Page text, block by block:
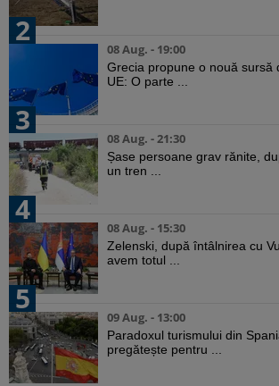
2
08 Aug. - 19:00
Grecia propune o nouă sursă
UE: O parte ...
3
08 Aug. - 21:30
Șase persoane grav rănite,
un tren ...
4
08 Aug. - 15:30
Zelenski, după întâlnirea cu
avem totul ...
5
09 Aug. - 13:00
Paradoxul turismului din
pregătește pentru ...